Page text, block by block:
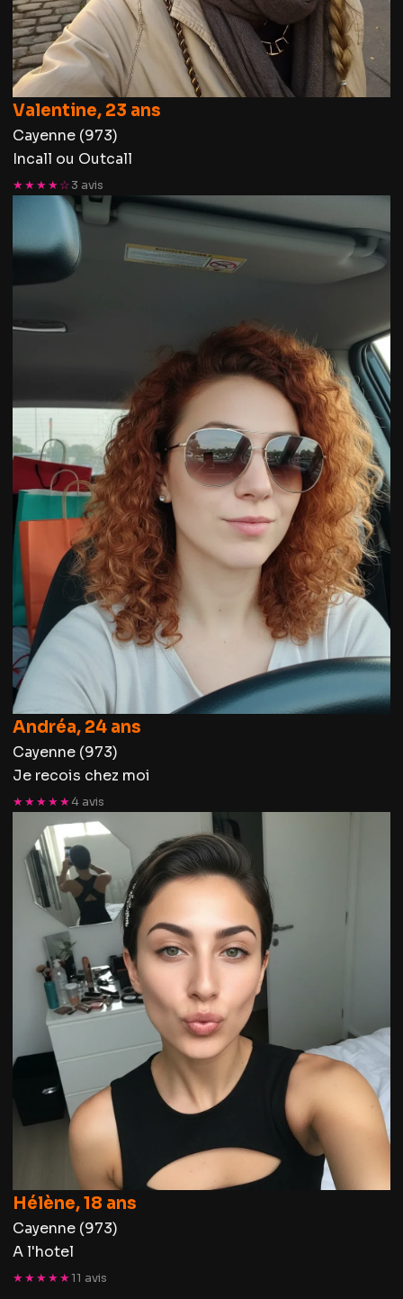
Valentine, 23 ans
Cayenne (973)
Incall ou Outcall
★★★★☆3 avis
Andréa, 24 ans
Cayenne (973)
Je recois chez moi
★★★★★4 avis
Hélène, 18 ans
Cayenne (973)
A l'hotel
★★★★★11 avis